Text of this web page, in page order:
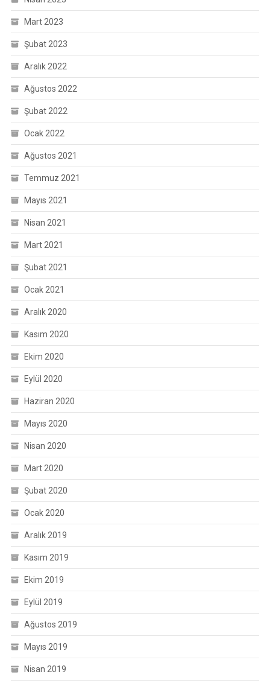
Mart 2023
Şubat 2023
Aralık 2022
Ağustos 2022
Şubat 2022
Ocak 2022
Ağustos 2021
Temmuz 2021
Mayıs 2021
Nisan 2021
Mart 2021
Şubat 2021
Ocak 2021
Aralık 2020
Kasım 2020
Ekim 2020
Eylül 2020
Haziran 2020
Mayıs 2020
Nisan 2020
Mart 2020
Şubat 2020
Ocak 2020
Aralık 2019
Kasım 2019
Ekim 2019
Eylül 2019
Ağustos 2019
Mayıs 2019
Nisan 2019